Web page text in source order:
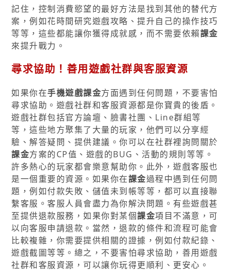
記住，控制消費慾望的最好方法是找到其他的替代方
案，例如花時間研究遊戲攻略、提升自己的操作技巧
等等，這些都能讓你獲得成就感，而不需要依賴課金
來提升戰力。
尋求協助！善用遊戲社群與客服資源
如果你在手機遊戲課金方面遇到任何問題，不要害怕
尋求協助。遊戲社群和客服資源都是你寶貴的後盾。
遊戲社群包括官方論壇、臉書社團、Line群組等
等，這些地方聚集了大量的玩家，他們可以分享經
驗、解答疑問、提供建議。你可以在社群裡詢問關於
課金方案的CP值、遊戲的BUG、活動的規則等等。
許多熱心的玩家都會樂意幫助你。此外，遊戲客服也
是一個重要的資源。如果你在課金過程中遇到任何問
題，例如付款失敗、儲值未到帳等等，都可以直接聯
繫客服。客服人員會盡力為你解決問題。有些遊戲甚
至提供退款服務，如果你對某個課金項目不滿意，可
以向客服申請退款。當然，退款的條件和流程可能會
比較複雜，你需要提供相關的證據，例如付款紀錄、
遊戲截圖等等。總之，不要害怕尋求協助，善用遊戲
社群和客服資源，可以讓你玩得更順利、更安心。